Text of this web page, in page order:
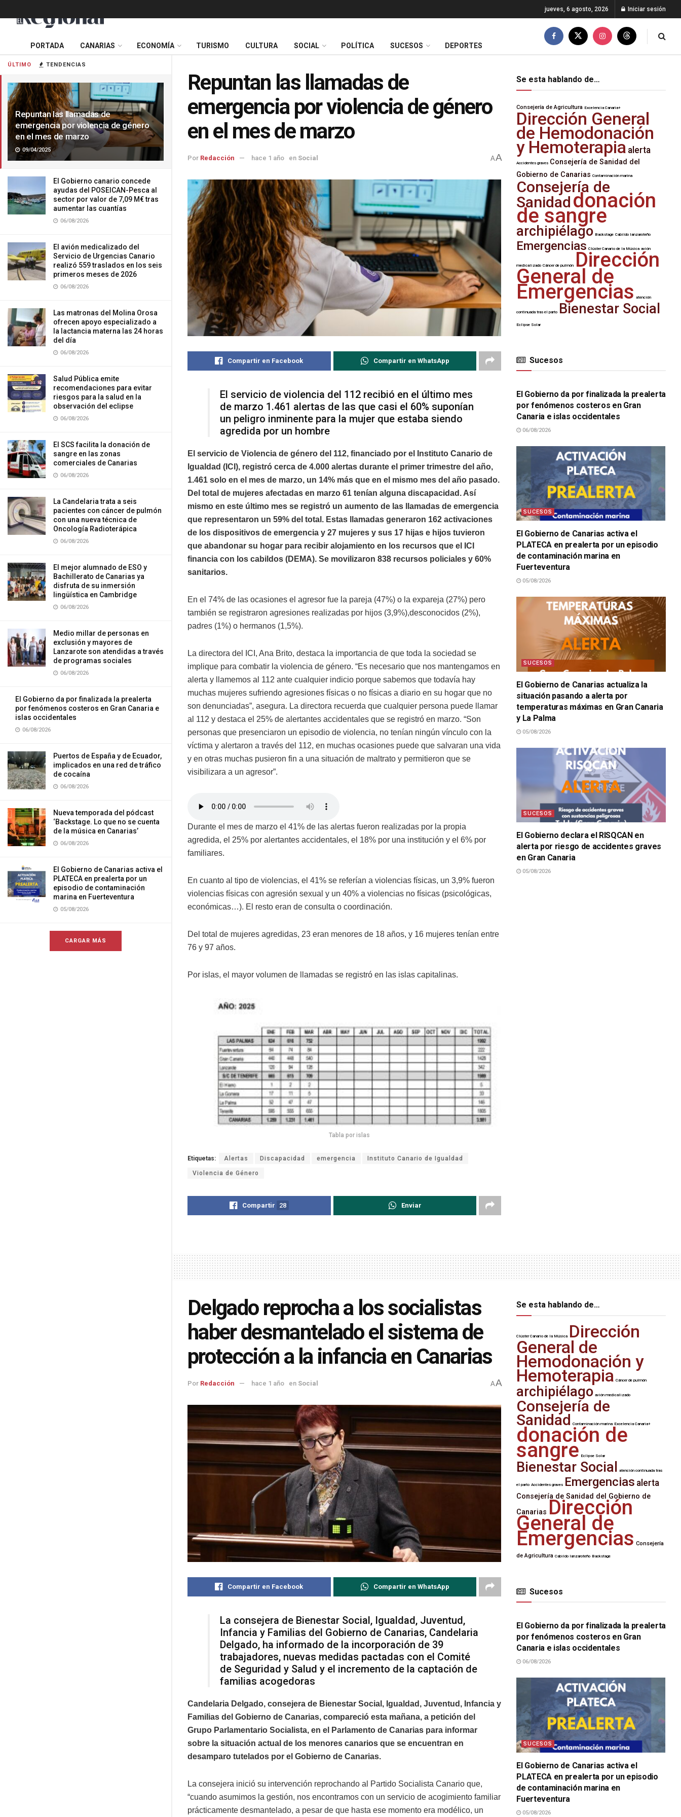
ÚLTIMO TENDENCIAS
Repuntan las llamadas de
emergencia por violencia de género
en el mes de marzo
09/04/2025
El Gobierno canario concede
ayudas del POSEICAN-Pesca al
sector por valor de 7,09 M€ tras
aumentar las cuantías
06/08/2026
El avión medicalizado del
Servicio de Urgencias Canario
realizó 559 traslados en los seis
primeros meses de 2026
06/08/2026
Las matronas del Molina Orosa
ofrecen apoyo especializado a
la lactancia materna las 24 horas
del día
06/08/2026
Salud Pública emite
recomendaciones para evitar
riesgos para la salud en la
observación del eclipse
06/08/2026
El SCS facilita la donación de
sangre en las zonas
comerciales de Canarias
06/08/2026
La Candelaria trata a seis
pacientes con cáncer de pulmón
con una nueva técnica de
Oncología Radioterápica
06/08/2026
El mejor alumnado de ESO y
Bachillerato de Canarias ya
disfruta de su inmersión
lingüística en Cambridge
06/08/2026
Medio millar de personas en
exclusión y mayores de
Lanzarote son atendidas a través
de programas sociales
06/08/2026
El Gobierno da por finalizada la prealerta
por fenómenos costeros en Gran Canaria e
islas occidentales
06/08/2026
Puertos de España y de Ecuador,
implicados en una red de tráfico
de cocaína
06/08/2026
Nueva temporada del pódcast
‘Backstage. Lo que no se cuenta
de la música en Canarias’
06/08/2026
El Gobierno de Canarias activa el
PLATECA en prealerta por un
episodio de contaminación
marina en Fuerteventura
05/08/2026
CARGAR MÁS
jueves, 6 agosto, 2026 Iniciar sesión
PORTADA CANARIAS ECONOMÍA TURISMO CULTURA SOCIAL POLÍTICA SUCESOS DEPORTES
Repuntan las llamadas de
emergencia por violencia de género
en el mes de marzo
Por Redacción hace 1 año en Social AA
Compartir en Facebook Compartir en WhatsApp
El servicio de violencia del 112 recibió en el último mes
de marzo 1.461 alertas de las que casi el 60% suponían
un peligro inminente para la mujer que estaba siendo
agredida por un hombre
El servicio de Violencia de género del 112, financiado por el Instituto Canario de
Igualdad (ICI), registró cerca de 4.000 alertas durante el primer trimestre del año,
1.461 solo en el mes de marzo, un 14% más que en el mismo mes del año pasado.
Del total de mujeres afectadas en marzo 61 tenían alguna discapacidad. Así
mismo en este último mes se registró un aumento de las llamadas de emergencia
que representaron un 59% del total. Estas llamadas generaron 162 activaciones
de los dispositivos de emergencia y 27 mujeres y sus 17 hijas e hijos tuvieron
que abandonar su hogar para recibir alojamiento en los recursos que el ICI
financia con los cabildos (DEMA). Se movilizaron 838 recursos policiales y 60%
sanitarios.
En el 74% de las ocasiones el agresor fue la pareja (47%) o la expareja (27%) pero
también se registraron agresiones realizadas por hijos (3,9%),desconocidos (2%),
padres (1%) o hermanos (1,5%).
La directora del ICI, Ana Brito, destaca la importancia de que toda la sociedad se
implique para combatir la violencia de género. “Es necesario que nos mantengamos en
alerta y llamemos al 112 ante cualquier indicio porque sabemos que todavía hay
muchas mujeres sufriendo agresiones físicas o no físicas a diario en su hogar que no
son denunciadas”, asegura. La directora recuerda que cualquier persona puede llamar
al 112 y destaca el 25% de alertantes accidentales que se registró en marzo. “Son
personas que presenciaron un episodio de violencia, no tenían ningún vínculo con la
víctima y alertaron a través del 112, en muchas ocasiones puede que salvaran una vida
y en otras muchas pusieron fin a una situación de maltrato y permitieron que se
visibilizara a un agresor”.
Durante el mes de marzo el 41% de las alertas fueron realizadas por la propia
agredida, el 25% por alertantes accidentales, el 18% por una institución y el 6% por
familiares.
En cuanto al tipo de violencias, el 41% se referían a violencias físicas, un 3,9% fueron
violencias físicas con agresión sexual y un 40% a violencias no físicas (psicológicas,
económicas…). El resto eran de consulta o coordinación.
Del total de mujeres agredidas, 23 eran menores de 18 años, y 16 mujeres tenían entre
76 y 97 años.
Por islas, el mayor volumen de llamadas se registró en las islas capitalinas.
Tabla por islas
Etiquetas: Alertas Discapacidad emergencia Instituto Canario de Igualdad
Violencia de Género
Compartir 28 Enviar
Se esta hablando de…
Consejería de Agricultura Excelencia Canaria+
Dirección General
de Hemodonación
y Hemoterapia alerta
Accidentes graves Consejería de Sanidad del
Gobierno de Canarias Contaminación marina
Consejería de
Sanidad donación
de sangre
archipiélago Backstage Cabildo lanzaroteño
Emergencias Clúster Canario de la Música avión
medicalizado Cáncer de pulmón Dirección
General de
Emergencias atención
continuada tras el parto Bienestar Social
Eclipse Solar
Sucesos
SUCESOS
El Gobierno da por finalizada la prealerta
por fenómenos costeros en Gran
Canaria e islas occidentales
06/08/2026
SUCESOS
El Gobierno de Canarias activa el
PLATECA en prealerta por un episodio
de contaminación marina en
Fuerteventura
05/08/2026
SUCESOS
El Gobierno de Canarias actualiza la
situación pasando a alerta por
temperaturas máximas en Gran Canaria
y La Palma
05/08/2026
SUCESOS
El Gobierno declara el RISQCAN en
alerta por riesgo de accidentes graves
en Gran Canaria
05/08/2026
Delgado reprocha a los socialistas
haber desmantelado el sistema de
protección a la infancia en Canarias
Por Redacción hace 1 año en Social AA
Compartir en Facebook Compartir en WhatsApp
La consejera de Bienestar Social, Igualdad, Juventud,
Infancia y Familias del Gobierno de Canarias, Candelaria
Delgado, ha informado de la incorporación de 39
trabajadores, nuevas medidas pactadas con el Comité
de Seguridad y Salud y el incremento de la captación de
familias acogedoras
Candelaria Delgado, consejera de Bienestar Social, Igualdad, Juventud, Infancia y
Familias del Gobierno de Canarias, compareció esta mañana, a petición del
Grupo Parlamentario Socialista, en el Parlamento de Canarias para informar
sobre la situación actual de los menores canarios que se encuentran en
desamparo tutelados por el Gobierno de Canarias.
La consejera inició su intervención reprochando al Partido Socialista Canario que,
“cuando asumimos la gestión, nos encontramos con un servicio de acogimiento familiar
prácticamente desmantelado, a pesar de que hasta ese momento era modélico, un
Se esta hablando de…
Clúster Canario de la Música Dirección
General de
Hemodonación y
Hemoterapia Cáncer de pulmón
archipiélago avión medicalizado
Consejería de
Sanidad Contaminación marina Excelencia Canaria+
donación de
sangre Eclipse Solar
Bienestar Social atención continuada tras
el parto Accidentes graves Emergencias alerta
Consejería de Sanidad del Gobierno de
Canarias Dirección
General de
Emergencias Consejería
de Agricultura Cabildo lanzaroteño Backstage
Sucesos
SUCESOS
El Gobierno da por finalizada la prealerta
por fenómenos costeros en Gran
Canaria e islas occidentales
06/08/2026
SUCESOS
El Gobierno de Canarias activa el
PLATECA en prealerta por un episodio
de contaminación marina en
Fuerteventura
05/08/2026